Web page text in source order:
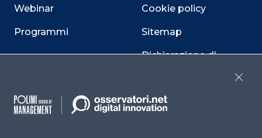
Webinar
Programmi
Cookie policy
Sitemap
Dichiarazione di
Cookie Center